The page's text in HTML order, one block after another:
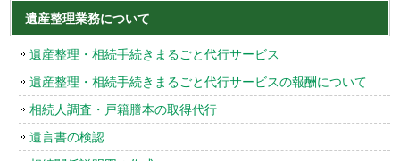
遺産整理業務について
遺産整理・相続手続きまるごと代行サービス
遺産整理・相続手続きまるごと代行サービスの報酬について
相続人調査・戸籍謄本の取得代行
遺言書の検認